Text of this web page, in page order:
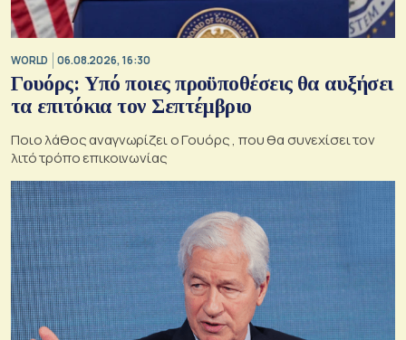
WORLD 06.08.2026, 16:30
Γουόρς: Υπό ποιες προϋποθέσεις θα αυξήσει
τα επιτόκια τον Σεπτέμβριο
Ποιο λάθος αναγνωρίζει ο Γουόρς , που θα συνεχίσει τον
λιτό τρόπο επικοινωνίας